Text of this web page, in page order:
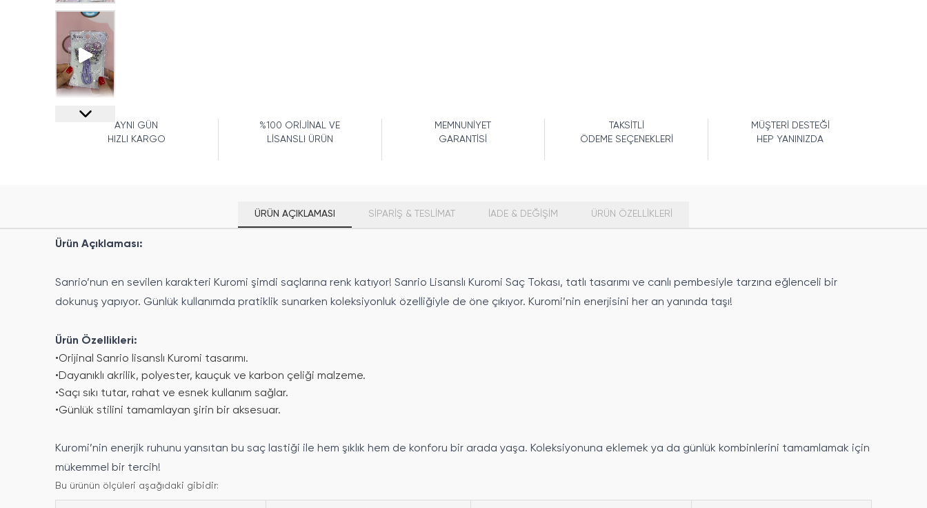
AYNI GÜN
HIZLI KARGO
%100 ORİJİNAL VE
LİSANSLI ÜRÜN
MEMNUNİYET
GARANTİSİ
TAKSİTLİ
ÖDEME SEÇENEKLERİ
MÜŞTERİ DESTEĞİ
HEP YANINIZDA
ÜRÜN AÇIKLAMASI SİPARİŞ & TESLİMAT İADE & DEĞİŞİM ÜRÜN ÖZELLIKLERI
Ürün Açıklaması:
Sanrio’nun en sevilen karakteri Kuromi şimdi saçlarına renk katıyor! Sanrio Lisanslı Kuromi Saç Tokası, tatlı tasarımı ve canlı pembesiyle tarzına eğlenceli bir
dokunuş yapıyor. Günlük kullanımda pratiklik sunarken koleksiyonluk özelliğiyle de öne çıkıyor. Kuromi’nin enerjisini her an yanında taşı!
Ürün Özellikleri:
•Orijinal Sanrio lisanslı Kuromi tasarımı.
•Dayanıklı akrilik, polyester, kauçuk ve karbon çeliği malzeme.
•Saçı sıkı tutar, rahat ve esnek kullanım sağlar.
•Günlük stilini tamamlayan şirin bir aksesuar.
Kuromi’nin enerjik ruhunu yansıtan bu saç lastiği ile hem şıklık hem de konforu bir arada yaşa. Koleksiyonuna eklemek ya da günlük kombinlerini tamamlamak için
mükemmel bir tercih!
Bu ürünün ölçüleri aşağıdaki gibidir: